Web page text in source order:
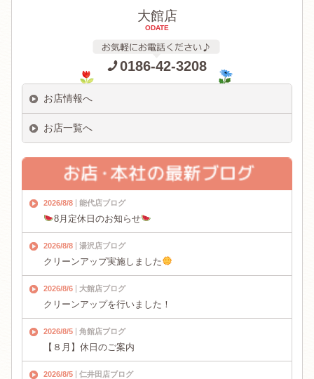
大館店
ODATE
0186-42-3208
お店情報へ
お店一覧へ
2026/8/8 能代店ブログ
8月定休日のお知らせ
2026/8/8 湯沢店ブログ
クリーンアップ実施しました
2026/8/6 大館店ブログ
クリーンアップを行いました！
2026/8/5 角館店ブログ
【８月】休日のご案内
2026/8/5 仁井田店ブログ